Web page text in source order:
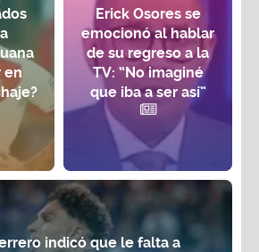
en
Erick Osores se
emocionó al hablar
de su regreso a la
TV: “No imaginé
que iba a ser así”
indicó que le falta a